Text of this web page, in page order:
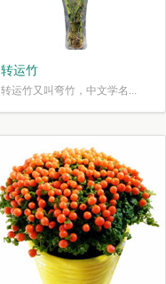
转运竹
转运竹又叫弯竹，中文学名...